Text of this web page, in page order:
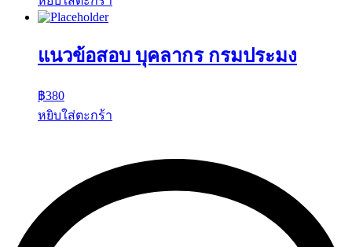
แนวข้อสอบ บุคลากร กรมประมง
฿380
หยิบใส่ตะกร้า